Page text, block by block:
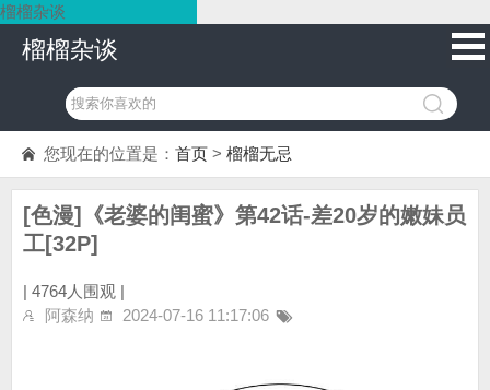
榴榴杂谈
榴榴杂谈
您现在的位置是： 首页 > 榴榴无忌
[色漫]《老婆的闺蜜》第42话-差20岁的嫩妹员
工[32P]
| 4764人围观 |
阿森纳
2024-07-16 11:17:06